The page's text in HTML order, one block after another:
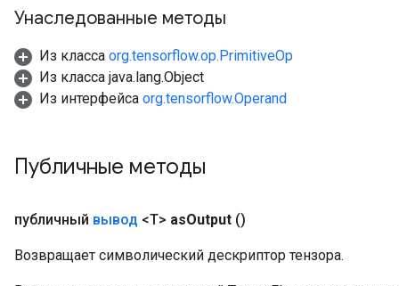
Унаследованные методы
Из класса org.tensorflow.op.PrimitiveOp
Из класса java.lang.Object
Из интерфейса org.tensorflow.Operand
Публичные методы
публичный вывод <T> asOutput ()
Возвращает символический дескриптор тензора.